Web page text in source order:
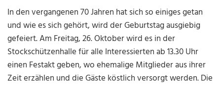
In den vergangenen 70 Jahren hat sich so einiges getan
und wie es sich gehört, wird der Geburtstag ausgiebig
gefeiert. Am Freitag, 26. Oktober wird es in der
Stockschützenhalle für alle Interessierten ab 13.30 Uhr
einen Festakt geben, wo ehemalige Mitglieder aus ihrer
Zeit erzählen und die Gäste köstlich versorgt werden. Die